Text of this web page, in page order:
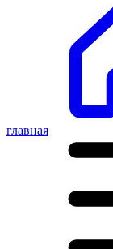
главная